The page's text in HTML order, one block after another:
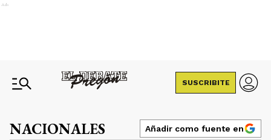
Ads
SUSCRIBITE
NACIONALES Añadir como fuente en